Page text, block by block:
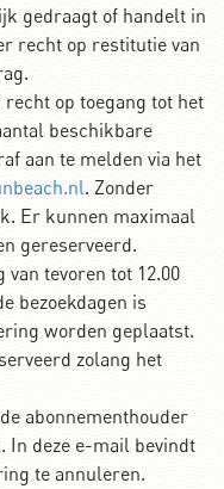
gedraagt of handelt in
recht op restitutie van
op toegang tot het
beschikbare
aan te melden via het
. Zonder
Er kunnen maximaal
gereserveerd.
tevoren tot 12.00
bezoekdagen is
worden geplaatst.
zolang het
abonnementhouder
In deze e-mail bevindt
te annuleren.